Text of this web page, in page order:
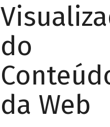
do
da Web